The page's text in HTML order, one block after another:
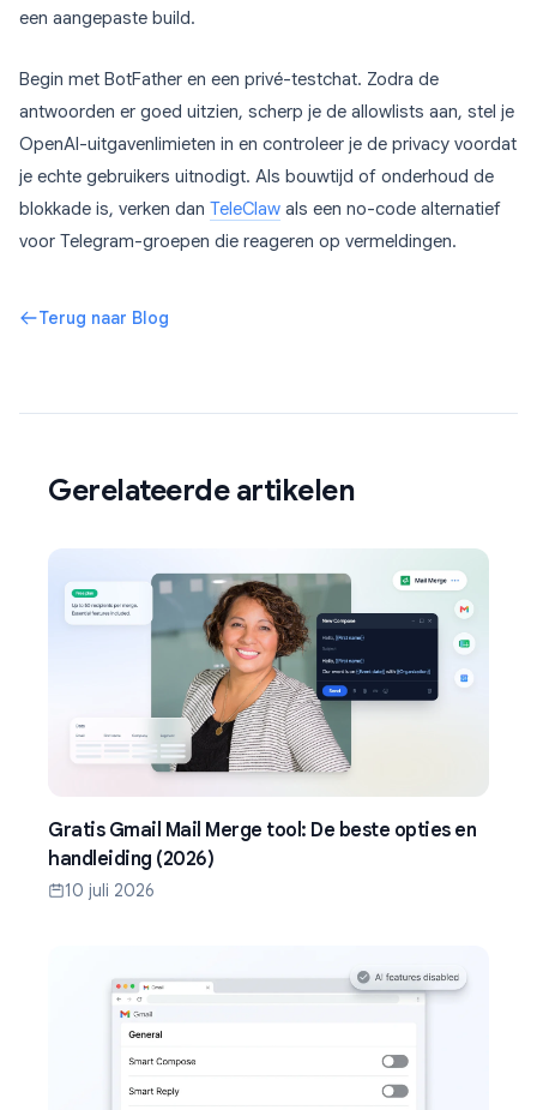
een aangepaste build.
Begin met BotFather en een privé-testchat. Zodra de
antwoorden er goed uitzien, scherp je de allowlists aan, stel je
OpenAI-uitgavenlimieten in en controleer je de privacy voordat
je echte gebruikers uitnodigt. Als bouwtijd of onderhoud de
blokkade is, verken dan TeleClaw als een no-code alternatief
voor Telegram-groepen die reageren op vermeldingen.
Terug naar Blog
Gerelateerde artikelen
Gratis Gmail Mail Merge tool: De beste opties en
handleiding (2026)
10 juli 2026